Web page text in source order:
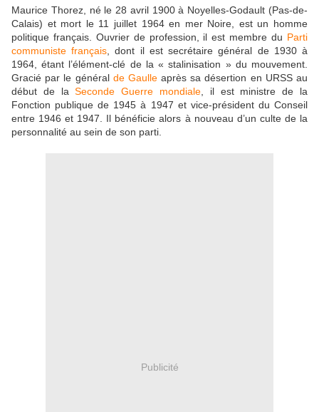
Maurice Thorez, né le 28 avril 1900 à Noyelles-Godault (Pas-de-
Calais) et mort le 11 juillet 1964 en mer Noire, est un homme
politique français. Ouvrier de profession, il est membre du Parti
communiste français , dont il est secrétaire général de 1930 à
1964, étant l’élément-clé de la « stalinisation » du mouvement.
Gracié par le général de Gaulleaprès sa désertion en URSS au
début de laSeconde Guerre mondiale , il est ministre de la
Fonction publique de 1945 à 1947 et vice-président du Conseil
entre 1946 et 1947. Il bénéficie alors à nouveau d’un culte de la
personnalité au sein de son parti.
Publicité